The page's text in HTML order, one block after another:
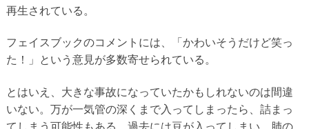
再生されている。
フェイスブックのコメントには、「かわいそうだけど笑っ
た！」という意見が多数寄せられている。
とはいえ、大きな事故になっていたかもしれないのは間違
いない。万が一気管の深くまで入ってしまったら、詰まっ
てしまう可能性もある。過去には豆が入ってしまい、肺の